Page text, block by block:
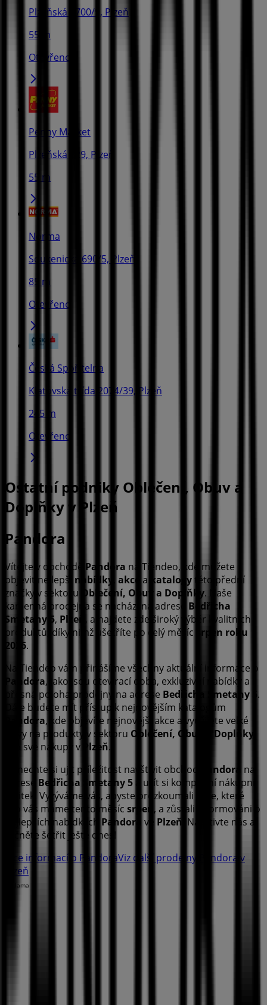
Plzeňská 1700/9, Plzeň
55 m
Otevřeno
Penny Market
Plzeňská 229, Plzeň
55 m
Norma
Soukenická 690/5, Plzeň
85 m
Otevřeno
Česká Spořitelna
Klatovská třída 2074/39, Plzeň
245 m
Otevřeno
Ostatní podniky Oblečení, Obuv a
Doplňky v Plzeň
Pandora
Vítejte v obchodě Pandora na Tiendeo, kde můžete
objevit nejlepší nabídky akce a katalogytéto přední
značky v sektoru Oblečení, Obuv a Doplňky. Naše
kamenná prodejna se nachází na adrese Bedřicha
Smetany 5, Plzeň , a najdete zde široký výběr kvalitních
produktů, díky nimž ušetříte po celý měsíc
srpen roku
2026.
Na Tiendeo vám přinášíme všechny aktuální informace o
Pandora, jako jsou otevírací doba, exkluzivní nabídky a
přesná poloha prodejny na adrese Bedřicha Smetany 5 .
Dále budete mít přístup k nejnovějším katalogům
Pandora, kde objevíte nejnovější akce a využijete velké
slevy na produkty v sektoru Oblečení, Obuv a Doplňky
pro své nákupy v
Plzeň.
Nenechte si ujít příležitost navštívit obchod
Pandora na
adrese Bedřicha Smetany 5 a užít si kompletní nákupní
zážitek. Vyzýváme vás, abyste prozkoumali akce, které
pro vás máme tento měsíc srpen , a zůstali informováni o
nejlepších nabídkách Pandora ve Plzeň . Navštivte nás a
začněte šetřit ještě dnes!
Více informací o PandoraViz další prodejny Pandora v
Plzeň
Reklama